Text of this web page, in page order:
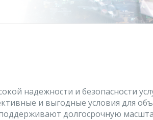
надежности и безопасности
и выгодные условия для
долгосрочную